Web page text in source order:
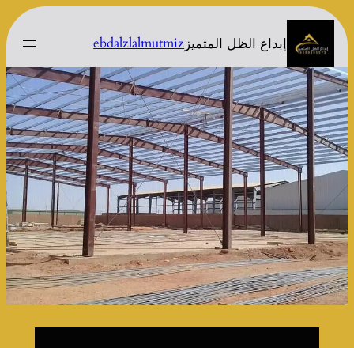
تخطى
إلى
المحتوى
إبداع الظل المتميز ebdalzlalmutmiz